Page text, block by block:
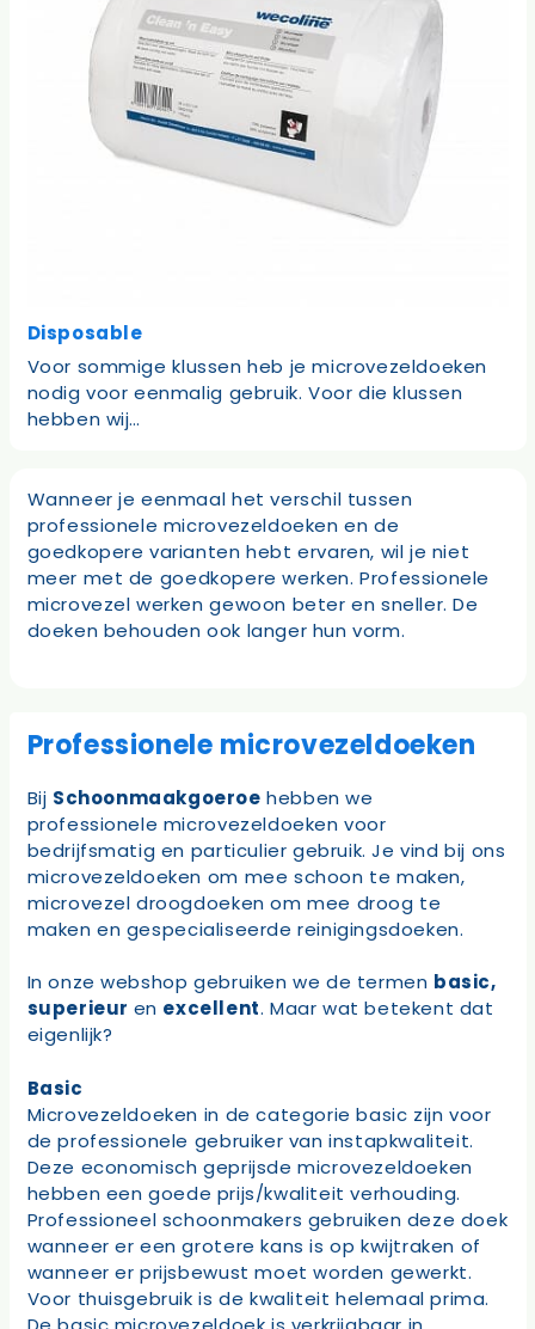
Disposable
Voor sommige klussen heb je microvezeldoeken
nodig voor eenmalig gebruik. Voor die klussen
hebben wij…
Wanneer je eenmaal het verschil tussen
professionele microvezeldoeken en de
goedkopere varianten hebt ervaren, wil je niet
meer met de goedkopere werken. Professionele
microvezel werken gewoon beter en sneller. De
doeken behouden ook langer hun vorm.
Professionele microvezeldoeken
Bij Schoonmaakgoeroe hebben we
professionele microvezeldoeken voor
bedrijfsmatig en particulier gebruik. Je vind bij ons
microvezeldoeken om mee schoon te maken,
microvezel droogdoeken om mee droog te
maken en gespecialiseerde reinigingsdoeken.
In onze webshop gebruiken we de termen basic,
superieur en excellent. Maar wat betekent dat
eigenlijk?
Basic
Microvezeldoeken in de categorie basic zijn voor
de professionele gebruiker van instapkwaliteit.
Deze economisch geprijsde microvezeldoeken
hebben een goede prijs/kwaliteit verhouding.
Professioneel schoonmakers gebruiken deze doek
wanneer er een grotere kans is op kwijtraken of
wanneer er prijsbewust moet worden gewerkt.
Voor thuisgebruik is de kwaliteit helemaal prima.